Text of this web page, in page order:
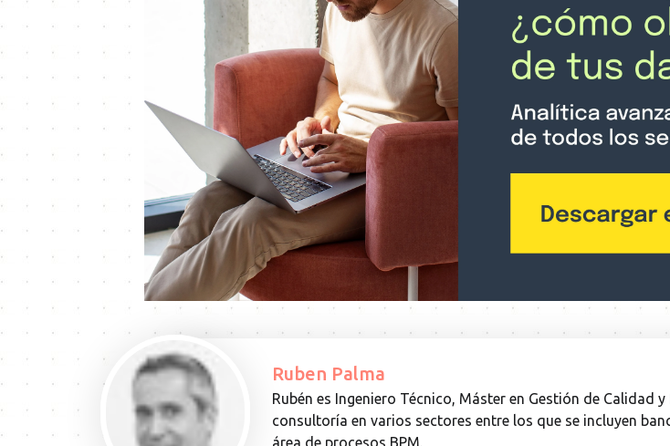
Ruben Palma
Rubén es Ingeniero Técnico, Máster en Gestión de Calidad
consultoría en varios sectores entre los que se incluyen
área de procesos BPM.